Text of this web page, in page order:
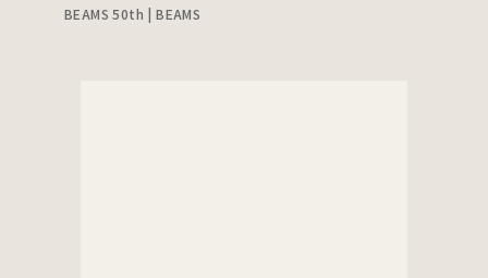
BEAMS 50th | BEAMS